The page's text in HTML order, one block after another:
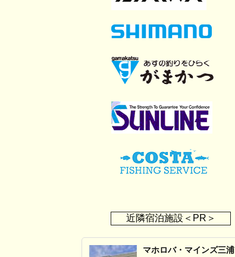
近隣宿泊施設＜PR＞
マホロバ・マインズ三浦